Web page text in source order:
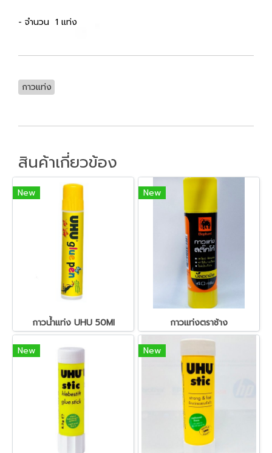
- จำนวน 1 แท่ง
กาวแท่ง
สินค้าเกี่ยวข้อง
New
กาวน้ำแท่ง UHU 50Ml
New
กาวแท่งตราช้าง
New New